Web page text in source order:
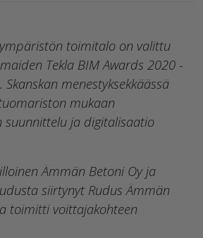
toimitalo on valittu
Tekla BIM Awards 2020 -
menestyksekkäässä
mukaan
ja digitalisaatio
Ämmän Betoni Oy ja
siirtynyt Rudus Ämmän
toimitti voittajakohteen